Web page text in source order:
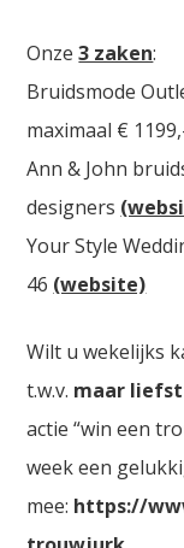
Onze3 zaken:
Bruidsmode
maximaal €
Ann & John
designers
Your Style
46 (website)
Wilt u wekelijks
t.w.v. maar liefst
actie “win een
week een
mee: https://